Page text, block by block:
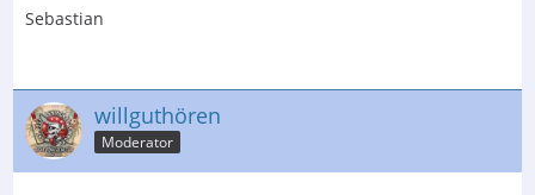
Sebastian
willguthören
Moderator